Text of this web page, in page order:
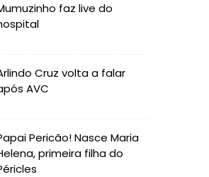
faz live do
Cruz volta a falar
AVC
Pericão! Nasce Maria
primeira filha do